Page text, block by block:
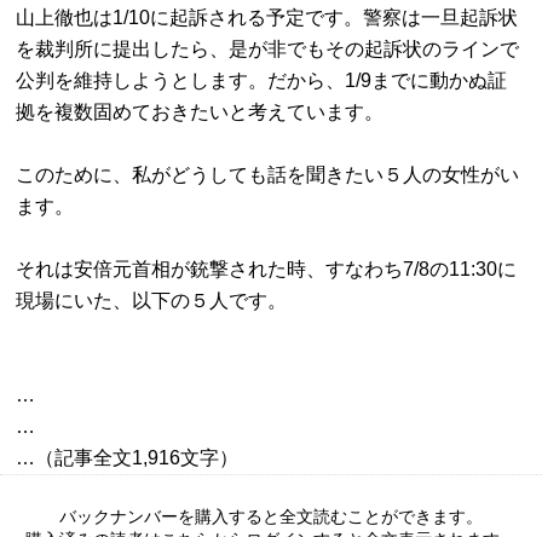
山上徹也は1/10に起訴される予定です。警察は一旦起訴状
を裁判所に提出したら、是が非でもその起訴状のラインで
公判を維持しようとします。だから、1/9までに動かぬ証
拠を複数固めておきたいと考えています。
このために、私がどうしても話を聞きたい５人の女性がい
ます。
それは安倍元首相が銃撃された時、すなわち7/8の11:30に
現場にいた、以下の５人です。
…
…
バックナンバーを購入すると全文読むことができます。